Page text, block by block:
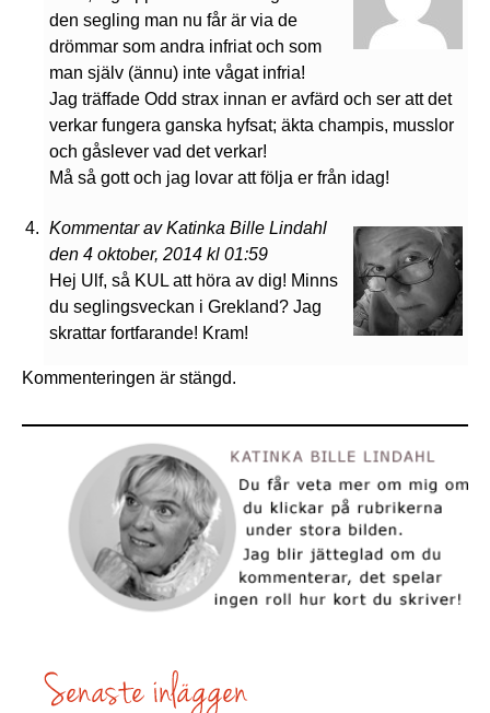
den segling man nu får är via de
drömmar som andra infriat och som
man själv (ännu) inte vågat infria!
Jag träffade Odd strax innan er avfärd och ser att det
verkar fungera ganska hyfsat; äkta champis, musslor
och gåslever vad det verkar!
Må så gott och jag lovar att följa er från idag!
Kommentar av Katinka Bille Lindahl
den 4 oktober, 2014 kl 01:59
Hej Ulf, så KUL att höra av dig! Minns
du seglingsveckan i Grekland? Jag
skrattar fortfarande! Kram!
Kommenteringen är stängd.